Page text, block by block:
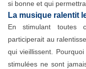
si bonne et qui
​La musique ralentit
En stimulant toutes
participerait au
qui vieillissent.
stimulées ne sont